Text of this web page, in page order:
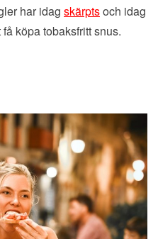
har idag skärptsoch idag
köpa tobaksfritt snus.